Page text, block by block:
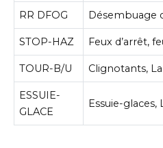
RR DFOG Désembuage
STOP-HAZ Feux d’arrêt,
TOUR-B/U Clignotants,
ESSUIE-
GLACE
Essuie-glaces,